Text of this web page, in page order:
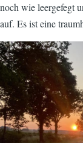
noch wie leergefegt
auf. Es ist eine
Image